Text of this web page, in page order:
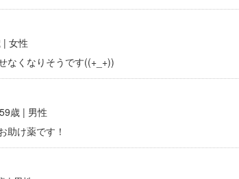
| 女性
なくなりそうです((+_+))
歳 | 男性
助け薬です！